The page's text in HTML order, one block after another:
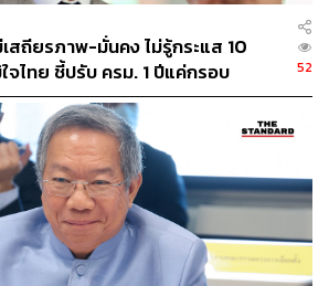
สถียรภาพ-มั่นคง ไม่รู้กระแส 10
ไทย ชี้ปรับ ครม. 1 ปีแค่กรอบ
ดสินใจ
52